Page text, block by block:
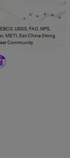
USGS, FAO, NPS,
METI, Esri China (Hong
Community